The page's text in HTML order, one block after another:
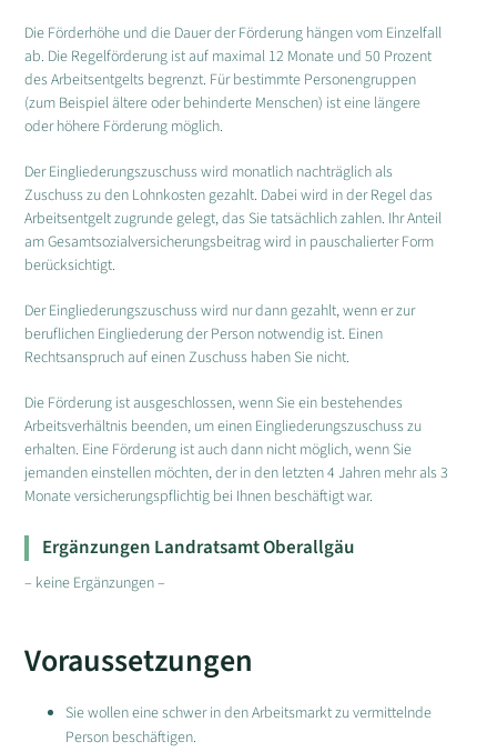
Die Förderhöhe und die Dauer der Förderung hängen vom Einzelfall
ab. Die Regelförderung ist auf maximal 12 Monate und 50 Prozent
des Arbeitsentgelts begrenzt. Für bestimmte Personengruppen
(zum Beispiel ältere oder behinderte Menschen) ist eine längere
oder höhere Förderung möglich.
Der Eingliederungszuschuss wird monatlich nachträglich als
Zuschuss zu den Lohnkosten gezahlt. Dabei wird in der Regel das
Arbeitsentgelt zugrunde gelegt, das Sie tatsächlich zahlen. Ihr Anteil
am Gesamtsozialversicherungsbeitrag wird in pauschalierter Form
berücksichtigt.
Der Eingliederungszuschuss wird nur dann gezahlt, wenn er zur
beruflichen Eingliederung der Person notwendig ist. Einen
Rechtsanspruch auf einen Zuschuss haben Sie nicht.
Die Förderung ist ausgeschlossen, wenn Sie ein bestehendes
Arbeitsverhältnis beenden, um einen Eingliederungszuschuss zu
erhalten. Eine Förderung ist auch dann nicht möglich, wenn Sie
jemanden einstellen möchten, der in den letzten 4 Jahren mehr als 3
Monate versicherungspflichtig bei Ihnen beschäftigt war.
Ergänzungen Landratsamt Oberallgäu
– keine Ergänzungen –
Voraussetzungen
Sie wollen eine schwer in den Arbeitsmarkt zu vermittelnde
Person beschäftigen.